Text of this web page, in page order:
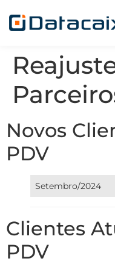
Novos
PDV
Setembro/2024
Clientes
PDV